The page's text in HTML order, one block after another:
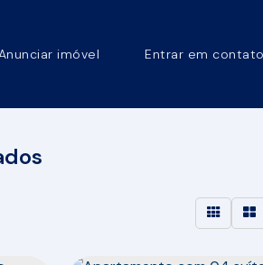
Entrar em contato
imóvel